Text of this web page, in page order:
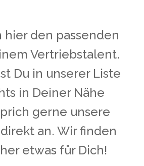
hier den passenden
Vertriebstalent.
Du in unserer Liste
in Deiner Nähe
gerne unsere
an. Wir finden
etwas für Dich!